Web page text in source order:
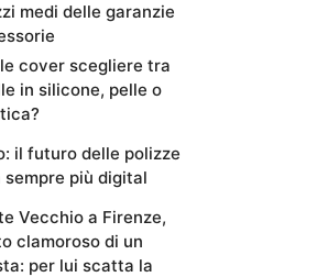
medi delle garanzie
cover scegliere tra
in silicone, pelle o
il futuro delle polizze
sempre più digital
Vecchio a Firenze,
clamoroso di un
per lui scatta la